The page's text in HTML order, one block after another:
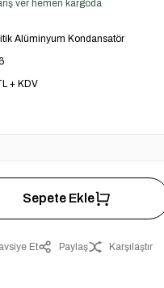
ver hemen kargoda
Alüminyum Kondansatör
+ KDV
Sepete Ekle
Et Paylaş Karşılaştır